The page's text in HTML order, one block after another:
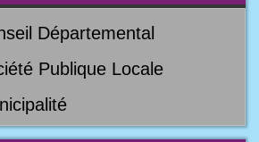
Départemental
Publique Locale